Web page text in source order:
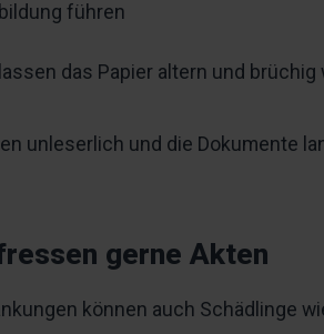
führen
das Papier altern und brüchig
unleserlich und die Dokumente
gerne Akten
können auch Schädlinge